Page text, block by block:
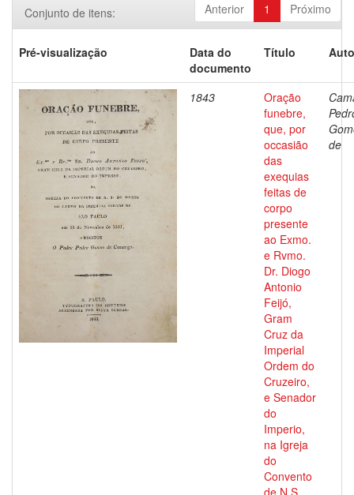
Anterior 1 Próximo
Conjunto de itens:
Pré-visualização
Data do
documento
Título
1843
Oração
funebre,
que, por
occasião
das
exequias
feitas de
corpo
presente
ao Exmo.
e Rvmo.
Dr. Diogo
Antonio
Feijó,
Gram
Cruz da
Imperial
Ordem do
Cruzeiro,
e Senador
do
Imperio,
na Igreja
do
Convento
de N.S.
de